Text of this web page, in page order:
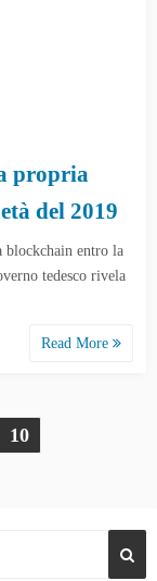
propria
del 2019
entro la
tedesco rivela
Read More
10